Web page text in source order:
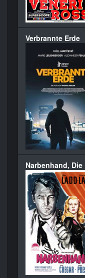
Verbrannte Erde
Narbenhand, Die